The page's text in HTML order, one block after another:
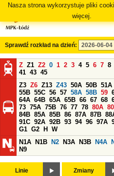
Nasza strona wykorzystuje pliki
więcej.
Sprawdź rozkład na dzień:
Z Z1 Z2 0 1 2 3 4 5 6 7 8
41 43 45
Z3 Z6 Z13 Z43 50A 50B 51A
55B 55C 56 57 58A 58B 59
64A 64B 65A 65B 66 67 68
73 75A 75B 76 77 78 80A
84B 85A 85B 86 87A 87B
91C 92A 92B 93 94 96 97A
G1 G2 H
W
N1A
N1B N2 N3A N3B N4A
N9
Linie Zmiany